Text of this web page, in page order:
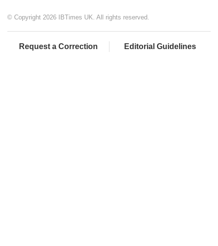
© Copyright 2026 IBTimes UK. All rights reserved.
Request a Correction Editorial Guidelines